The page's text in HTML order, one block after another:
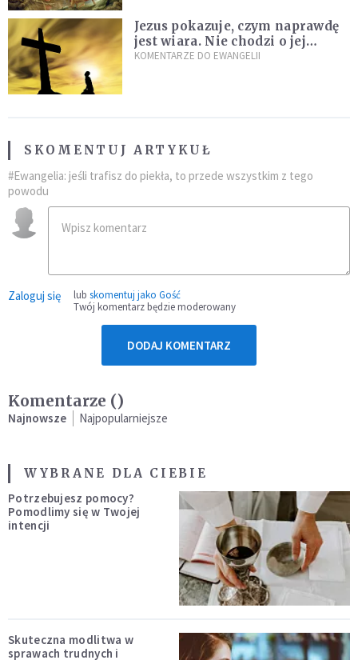
Jezus pokazuje, czym naprawdę
jest wiara. Nie chodzi o jej
wielkość
KOMENTARZE DO EWANGELII
SKOMENTUJ ARTYKUŁ
#Ewangelia: jeśli trafisz do piekła, to przede wszystkim z tego
powodu
Zaloguj się lub skomentuj jako Gość
Twój komentarz będzie moderowany
DODAJ KOMENTARZ
Komentarze ()
Najnowsze Najpopularniejsze
WYBRANE DLA CIEBIE
Potrzebujesz pomocy?
Pomodlimy się w Twojej
intencji
Skuteczna modlitwa w
sprawach trudnych i